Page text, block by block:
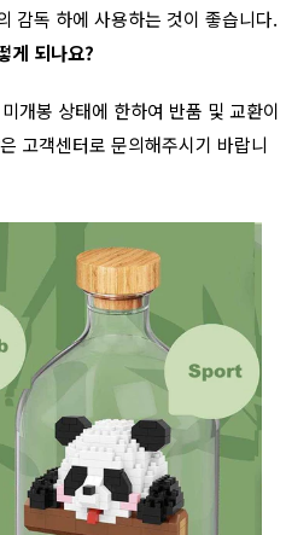
감독 하에 사용하는 것이 좋습니다.
게 되나요?
개봉 상태에 한하여 반품 및 교환이
고객센터로 문의해주시기 바랍니